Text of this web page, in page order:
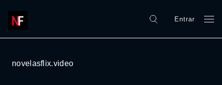
Entrar
novelasflix.video